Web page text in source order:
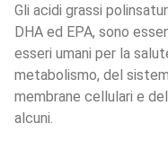
Gli acidi grassi
DHA ed EPA, sono
esseri umani per la
metabolismo, del
membrane cellulari e
alcuni.